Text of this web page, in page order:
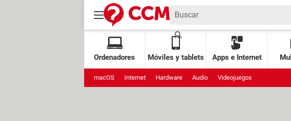
Ordenadores Móviles y tablets Apps e Internet
macOS Internet Hardware Audio Videojuegos